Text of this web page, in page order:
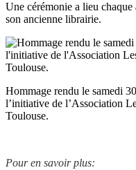
Une cérémonie a lieu
son ancienne librairie.
Hommage rendu le samedi
l’initiative de l’Association
Toulouse.
Pour en savoir plus: